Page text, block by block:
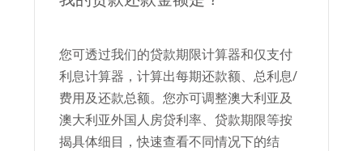
您可透过我们的贷款期限计算器和仅支付
利息计算器，计算出每期还款额、总利息/
费用及还款总额。您亦可调整澳大利亚及
澳大利亚外国人房贷利率、贷款期限等按
揭具体细目，快速查看不同情况下的结